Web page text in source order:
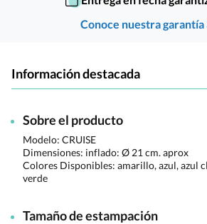
Conoce nuestra garantía
Información destacada
Sobre el producto
Modelo: CRUISE
Dimensiones: inflado: Ø 21 cm. aprox
Colores Disponibles: amarillo, azul, azul
verde
Tamaño de estampación